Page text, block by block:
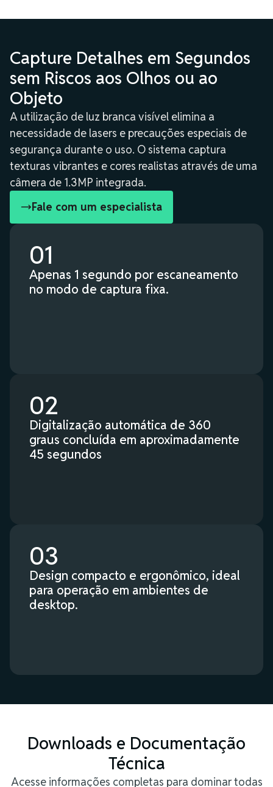
Capture Detalhes em Segundos
sem Riscos aos Olhos ou ao
Objeto
A utilização de luz branca visível elimina a
necessidade de lasers e precauções especiais de
segurança durante o uso. O sistema captura
texturas vibrantes e cores realistas através de uma
câmera de 1.3MP integrada.
Fale com um especialista
01
Apenas 1 segundo por escaneamento
no modo de captura fixa.
02
Digitalização automática de 360
graus concluída em aproximadamente
45 segundos
03
Design compacto e ergonômico, ideal
para operação em ambientes de
desktop.
Downloads e Documentação
Técnica
Acesse informações completas para dominar todas